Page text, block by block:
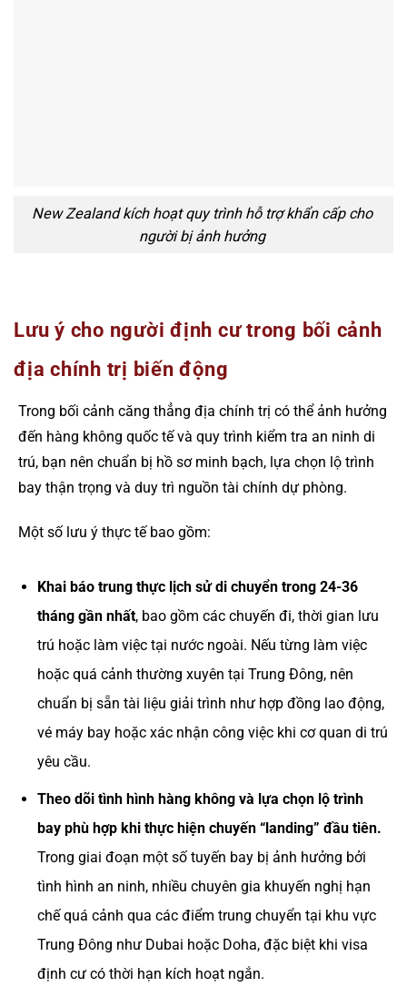
New Zealand kích hoạt quy trình hỗ trợ khẩn cấp cho
người bị ảnh hưởng
Lưu ý cho người định cư trong bối cảnh
địa chính trị biến động
Trong bối cảnh căng thẳng địa chính trị có thể ảnh hưởng
đến hàng không quốc tế và quy trình kiểm tra an ninh di
trú, bạn nên chuẩn bị hồ sơ minh bạch, lựa chọn lộ trình
bay thận trọng và duy trì nguồn tài chính dự phòng.
Một số lưu ý thực tế bao gồm:
Khai báo trung thực lịch sử di chuyển trong 24-36
tháng gần nhất, bao gồm các chuyến đi, thời gian lưu
trú hoặc làm việc tại nước ngoài. Nếu từng làm việc
hoặc quá cảnh thường xuyên tại Trung Đông, nên
chuẩn bị sẵn tài liệu giải trình như hợp đồng lao động,
vé máy bay hoặc xác nhận công việc khi cơ quan di trú
yêu cầu.
Theo dõi tình hình hàng không và lựa chọn lộ trình
bay phù hợp khi thực hiện chuyến “landing” đầu tiên.
Trong giai đoạn một số tuyến bay bị ảnh hưởng bởi
tình hình an ninh, nhiều chuyên gia khuyến nghị hạn
chế quá cảnh qua các điểm trung chuyển tại khu vực
Trung Đông như Dubai hoặc Doha, đặc biệt khi visa
định cư có thời hạn kích hoạt ngắn.